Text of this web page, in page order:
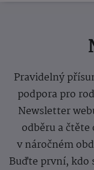
Pravidelný
podpora pro
Newsletter
odběru a
v náročném
Buďte první, kdo